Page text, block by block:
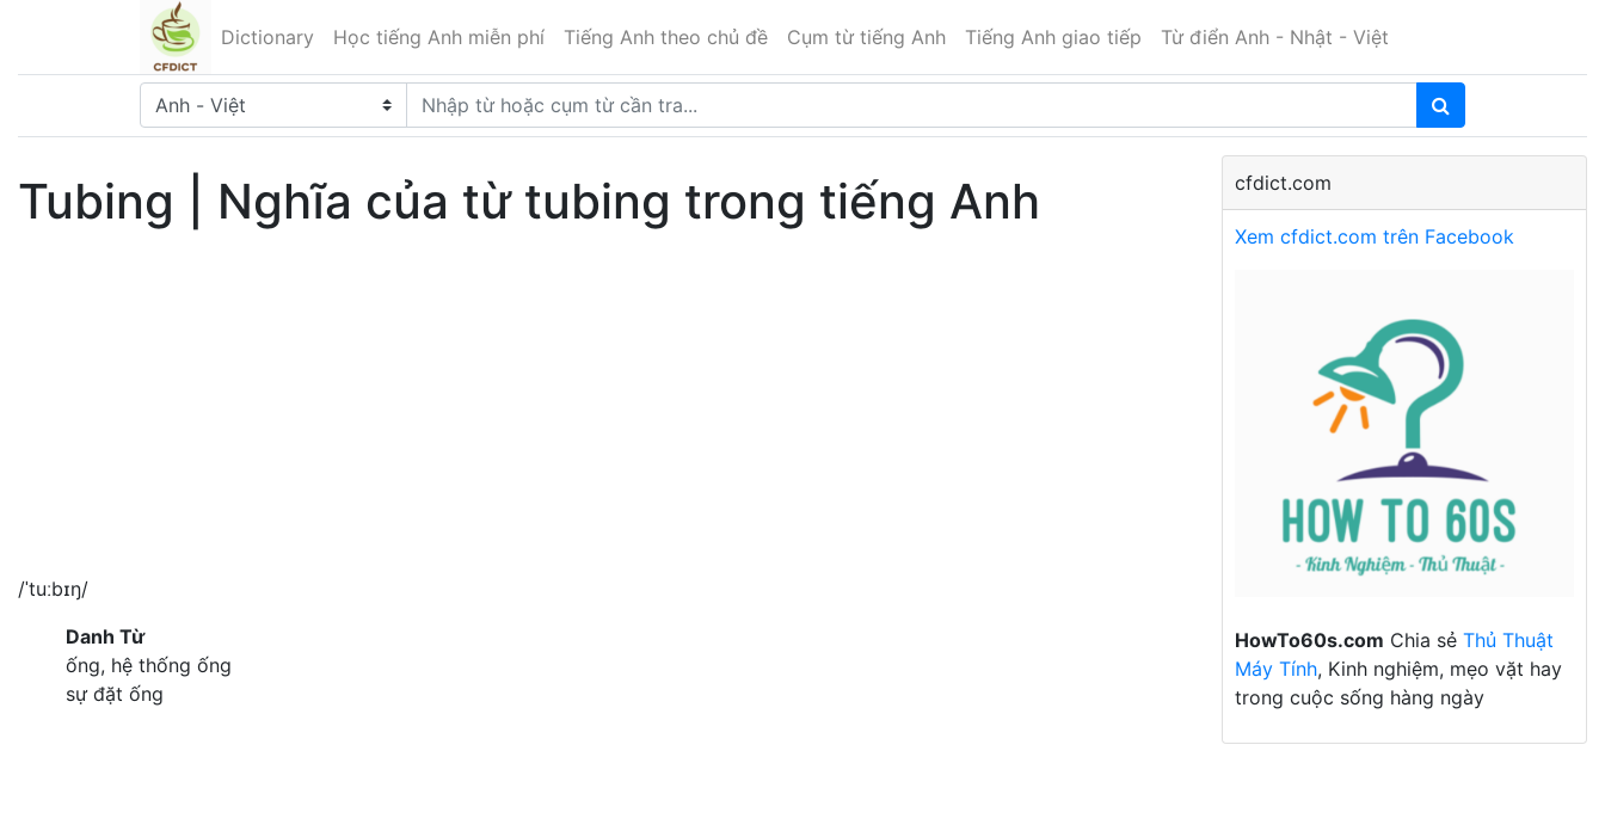
Dictionary Học tiếng Anh miễn phí Tiếng Anh theo chủ đề Cụm từ tiếng Anh Tiếng Anh giao tiếp Từ điển Anh - Nhật - Việt
Tubing | Nghĩa của từ tubing trong tiếng Anh
/ˈtuːbɪŋ/
Danh Từ
ống, hệ thống ống
sự đặt ống
cfdict.com
Xem cfdict.com trên Facebook
HowTo60s.com Chia sẻ Thủ Thuật
Máy Tính, Kinh nghiệm, mẹo vặt hay
trong cuộc sống hàng ngày